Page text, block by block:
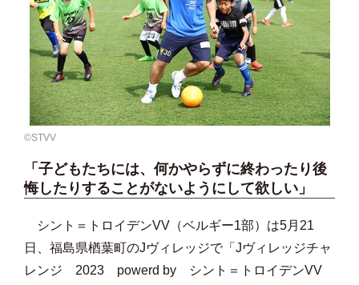
©️STVV
「子どもたちには、何かやらずに終わったり後
悔したりすることがないようにして欲しい」
シント＝トロイデンVV（ベルギー1部）は5月21
日、福島県楢葉町のJヴィレッジで「Jヴィレッジチャ
レンジ 2023 powerd by シント＝トロイデンVV